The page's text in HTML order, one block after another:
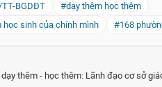
BGDĐT
#dạy thêm học thêm
học sinh của chính mình
#168
thêm - học thêm: Lãnh đạo cơ sở